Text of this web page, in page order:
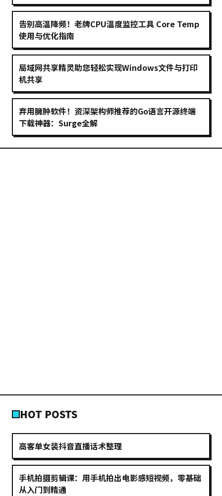
告别高温降频！老牌CPU温度监控工具 Core Temp
使用与优化指南
局域网共享精灵助您轻松实现Windows文件与打印
机共享
弃用臃肿软件！资深架构师推荐的Go语言开源终端
下载神器：Surge全解
HOT POSTS
高客单女装抖音直播话术整理
手机拍摄剪辑课：用手机拍出电影感短视频，零基础
从入门到精通